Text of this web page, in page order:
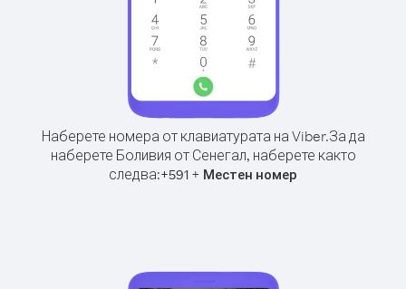
Наберете номера от клавиатурата на Viber.За да
наберете Боливия от Сенегал, наберете както
следва:+591 + Местен номер